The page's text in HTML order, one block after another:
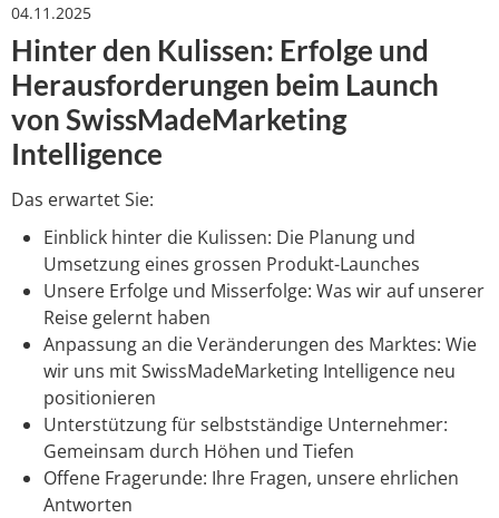
04.11.2025
Hinter den Kulissen: Erfolge und
Herausforderungen beim Launch
von SwissMadeMarketing
Intelligence
Das erwartet Sie:
Einblick hinter die Kulissen: Die Planung und
Umsetzung eines grossen Produkt-Launches
Unsere Erfolge und Misserfolge: Was wir auf unserer
Reise gelernt haben
Anpassung an die Veränderungen des Marktes: Wie
wir uns mit SwissMadeMarketing Intelligence neu
positionieren
Unterstützung für selbstständige Unternehmer:
Gemeinsam durch Höhen und Tiefen
Offene Fragerunde: Ihre Fragen, unsere ehrlichen
Antworten